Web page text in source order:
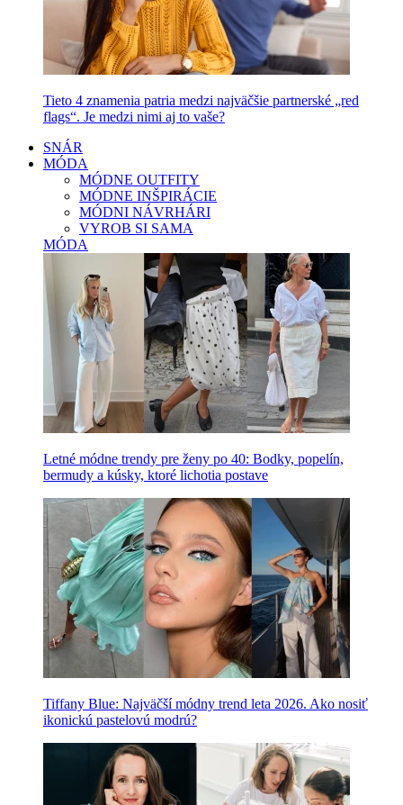
Tieto 4 znamenia patria medzi najväčšie partnerské „red
flags“. Je medzi nimi aj to vaše?
SNÁR
MÓDA
MÓDNE OUTFITY
MÓDNE INŠPIRÁCIE
MÓDNI NÁVRHÁRI
VYROB SI SAMA
MÓDA
Letné módne trendy pre ženy po 40: Bodky, popelín,
bermudy a kúsky, ktoré lichotia postave
Tiffany Blue: Najväčší módny trend leta 2026. Ako nosiť
ikonickú pastelovú modrú?